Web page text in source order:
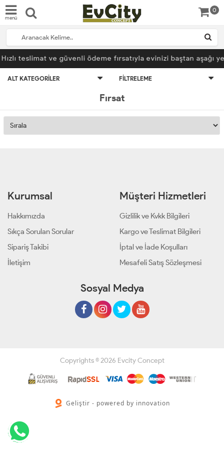
menü
0
Hızlı teslimat ve güvenli ödeme fırsatıyla evinizi baştan aşağı
ALT KATEGORILER FILTRELEME
Fırsat
Kurumsal
Hakkımızda
Sıkça Sorulan Sorular
Sipariş Takibi
İletişim
Müşteri Hizmetleri
Gizlilik ve Kvkk Bilgileri
Kargo ve Teslimat Bilgileri
İptal ve İade Koşulları
Mesafeli Satış Sözleşmesi
Sosyal Medya
Copyrights © 2026 Evcity Concept
Geliştir - powered by innovation